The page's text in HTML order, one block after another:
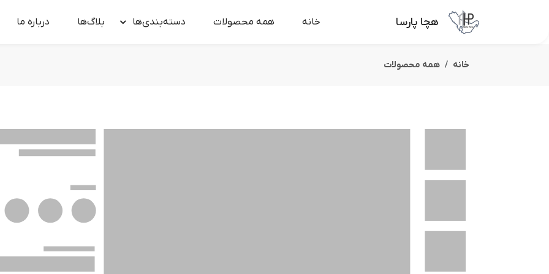
هچا پارسا خانه همه محصولات دسته‌بندی‌ها بلاگ‌ها درباره‌ ما
خانه همه محصولات